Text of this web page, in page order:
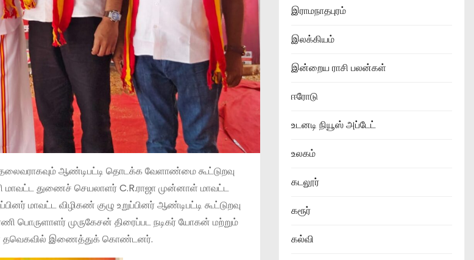
ஆண்டிபட்டி தொடக்க வேளாண்மை கூட்டுறவு
மாவட்ட துணைச் செயலாளர் C.R.ராஜா முன்னாள் மாவட்ட
மாவட்ட விழிகண் குழு உறுப்பினர் ஆண்டிபட்டி கூட்டுறவு
முருகேசன் திரைப்பட நடிகர் யோகன் மற்றும்
தவெகவில் இணைத்துக் கொண்டனர்.
இராமநாதபுரம்
இலக்கியம்
இன்றைய ராசி பலன்கள்
ஈரோடு
உடனடி நியூஸ் அப்டேட்
உலகம்
கடலூர்
கரூர்
கல்வி